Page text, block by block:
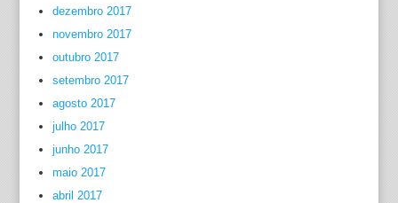
dezembro 2017
novembro 2017
outubro 2017
setembro 2017
agosto 2017
julho 2017
junho 2017
maio 2017
abril 2017